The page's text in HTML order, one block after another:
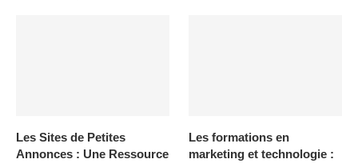
Les Sites de Petites
Annonces : Une Ressource
Les formations en
marketing et technologie :